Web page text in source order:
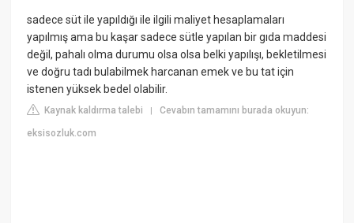
sadece süt ile yapıldığı ile ilgili maliyet hesaplamaları
yapılmış ama bu kaşar sadece sütle yapılan bir gıda maddesi
değil, pahalı olma durumu olsa olsa belki yapılışı, bekletilmesi
ve doğru tadı bulabilmek harcanan emek ve bu tat için
istenen yüksek bedel olabilir.
Kaynak kaldırma talebi |Cevabın tamamını burada okuyun:
eksisozluk.com